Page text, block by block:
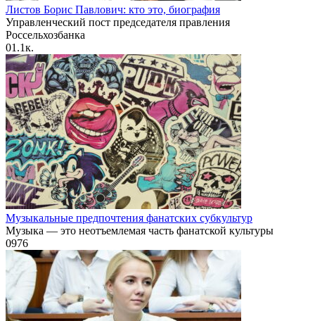
Листов Борис Павлович: кто это, биография
Управленческий пост председателя правления
Россельхозбанка
01.1к.
Музыкальные предпочтения фанатских субкультур
Музыка — это неотъемлемая часть фанатской культуры
0976